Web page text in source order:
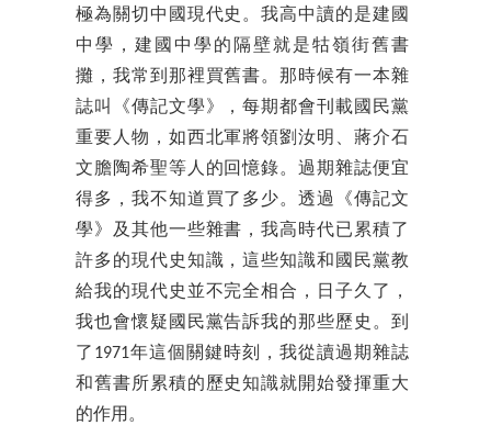
極為關切中國現代史。我高中讀的是建國
中學，建國中學的隔壁就是牯嶺街舊書
攤，我常到那裡買舊書。那時候有一本雜
誌叫《傳記文學》，每期都會刊載國民黨
重要人物，如西北軍將領劉汝明、蔣介石
文膽陶希聖等人的回憶錄。過期雜誌便宜
得多，我不知道買了多少。透過《傳記文
學》及其他一些雜書，我高時代已累積了
許多的現代史知識，這些知識和國民黨教
給我的現代史並不完全相合，日子久了，
我也會懷疑國民黨告訴我的那些歷史。到
了1971年這個關鍵時刻，我從讀過期雜誌
和舊書所累積的歷史知識就開始發揮重大
的作用。